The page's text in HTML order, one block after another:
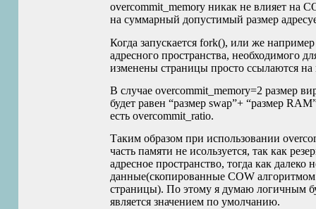
overcommit_memory никак не влияет на
на суммарный допустимый размер
Когда запускается fork(), или же
адресного пространства, необходимого
изменены страницы просто ссылаются
В случае overcommit_memory=2 размер
будет равен “размер swap”+ “размер RAM
есть overcommit_ratio.
Таким образом при использовании
часть памяти не исользуется, так как
адресное пространство, тогда как далеко
данные(скопированные COW
страницы). По этому я думаю логичным
является значением по умолчанию.